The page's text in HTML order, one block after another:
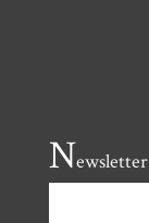
Newsletter